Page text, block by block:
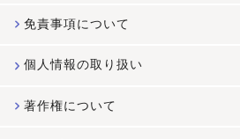
免責事項について
個人情報の取り扱い
著作権について